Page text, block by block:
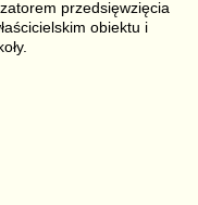
przedsięwzięcia
obiektu i